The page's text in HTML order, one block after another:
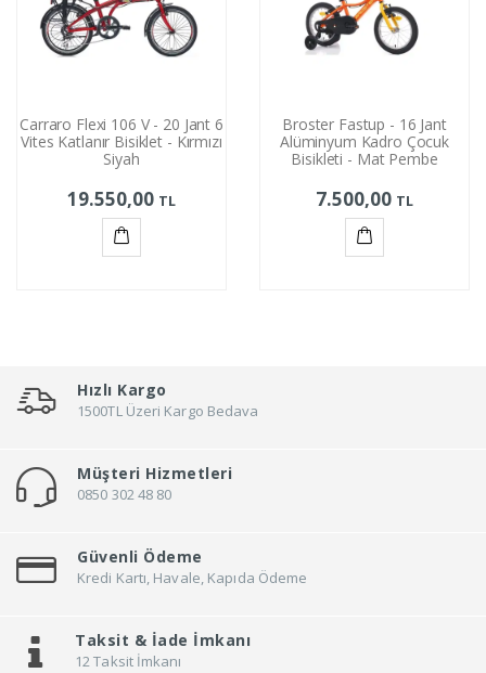
Carraro Flexi 106 V - 20 Jant 6
Vites Katlanır Bisiklet - Kırmızı
Siyah
19.550,00 TL
Broster Fastup - 16 Jant
Alüminyum Kadro Çocuk
Bisikleti - Mat Pembe
7.500,00 TL
Hızlı Kargo
1500TL Üzeri Kargo Bedava
Müşteri Hizmetleri
0850 302 48 80
Güvenli Ödeme
Kredi Kartı, Havale, Kapıda Ödeme
Taksit & İade İmkanı
12 Taksit İmkanı